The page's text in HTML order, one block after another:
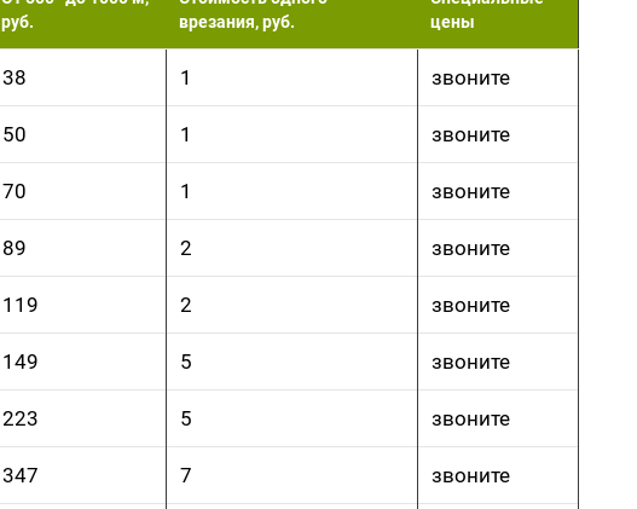
руб.
врезания, руб.
цены
38 1 звоните
50 1 звоните
70 1 звоните
89 2 звоните
119 2 звоните
149 5 звоните
223 5 звоните
347 7 звоните